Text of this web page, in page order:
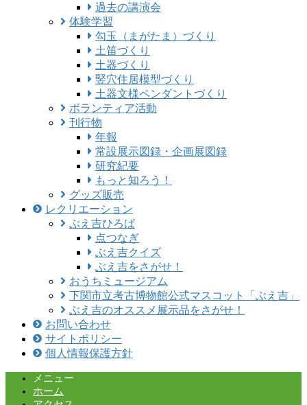
過去の講演会
体験学習
勾玉（まがたま）づくり
土笛づくり
土器づくり
竪穴住居模型づくり
土器文様ペンダントづくり
ボランティア活動
刊行物
年報
常設展示図録・企画展図録
研究紀要
もっと知ろう！
グッズ販売
レクリエーション
ぶえ吉ひろば
点つなぎ
ぶえ吉クイズ
ぶえ吉をさがせ！
おうちミュージアム
下関市立考古博物館公式マスコット「ぶえ吉」
ぶえ吉のオススメ展示品をさがせ！
お問い合わせ
サイトポリシー
個人情報保護方針
メニュー
ホーム